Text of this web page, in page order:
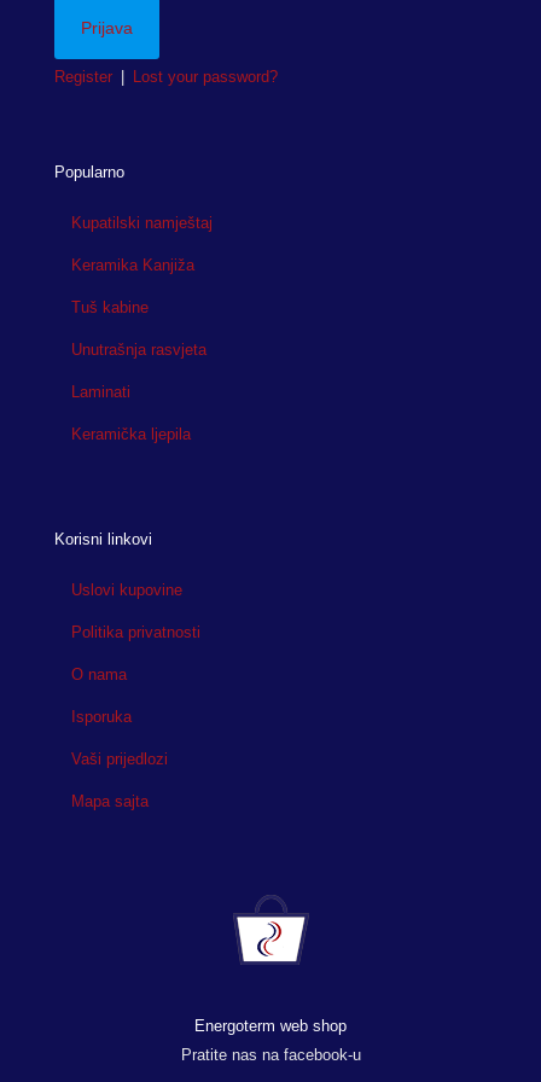
Register | Lost your password?
Popularno
Kupatilski namještaj
Keramika Kanjiža
Tuš kabine
Unutrašnja rasvjeta
Laminati
Keramička ljepila
Korisni linkovi
Uslovi kupovine
Politika privatnosti
O nama
Isporuka
Vaši prijedlozi
Mapa sajta
Energoterm web shop
Pratite nas na facebook-u